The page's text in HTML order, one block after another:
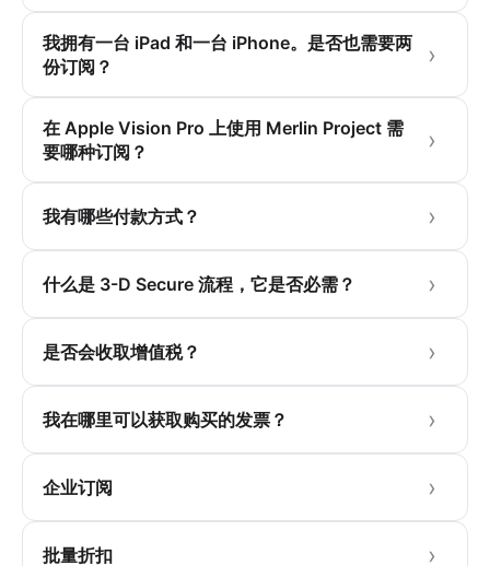
我拥有一台 iPad 和一台 iPhone。是否也需要两
份订阅？
在 Apple Vision Pro 上使用 Merlin Project 需
要哪种订阅？
我有哪些付款方式？
什么是 3-D Secure 流程，它是否必需？
是否会收取增值税？
我在哪里可以获取购买的发票？
企业订阅
批量折扣